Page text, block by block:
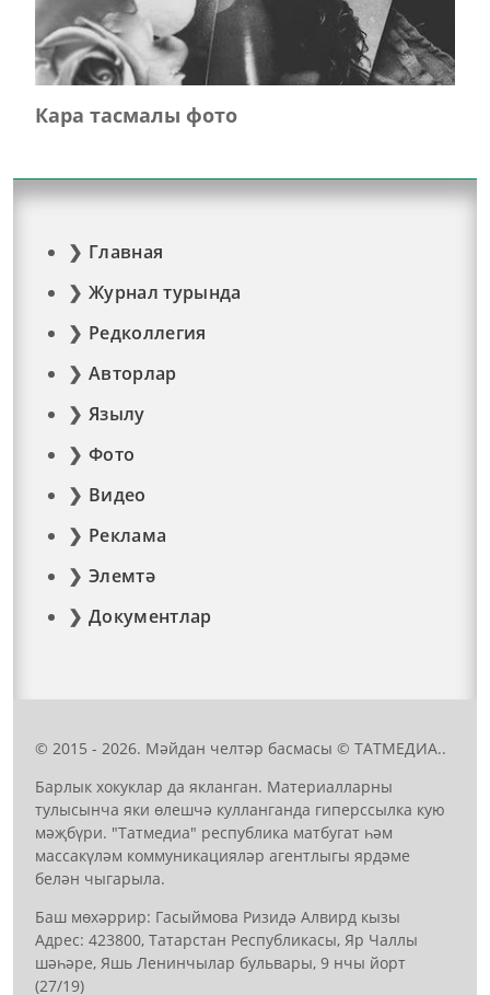
Кара тасмалы фото
Главная
Журнал турында
Редколлегия
Авторлар
Язылу
Фото
Видео
Реклама
Элемтә
Документлар
© 2015 - 2026. Мәйдан челтәр басмасы © ТАТМЕДИА..
Барлык хокуклар да якланган. Материалларны
тулысынча яки өлешчә кулланганда гиперссылка кую
мәҗбүри. "Татмедиа" республика матбугат һәм
массакүләм коммуникацияләр агентлыгы ярдәме
белән чыгарыла.
Баш мөхәррир: Гасыймова Ризидә Алвирд кызы
Адрес: 423800, Татарстан Республикасы, Яр Чаллы
шәһәре, Яшь Ленинчылар бульвары, 9 нчы йорт
(27/19)